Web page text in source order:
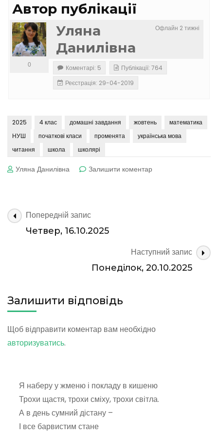
Автор публікації
Офлайн 2 тижні
Уляна
Данилівна
0 Коментарі: 5
Публікації: 764
Реєстрація: 29-04-2019
2025 4 клас домашні завдання жовтень
математика
НУШ
початкові класи променята
українська мова
читання
школа школярі
Уляна Данилівна Залишити коментардо
Навігація
по
Попередній запис
Четвер, 16.10.2025
Наступний запис
Понеділок, 20.10.2025
Залишити відповідь
Щоб відправити коментар вам необхідно
авторизуватись.
Я наберу у жменю і покладу в кишеню
Трохи щастя, трохи сміху, трохи світла.
А в день сумний дістану –
І все барвистим стане